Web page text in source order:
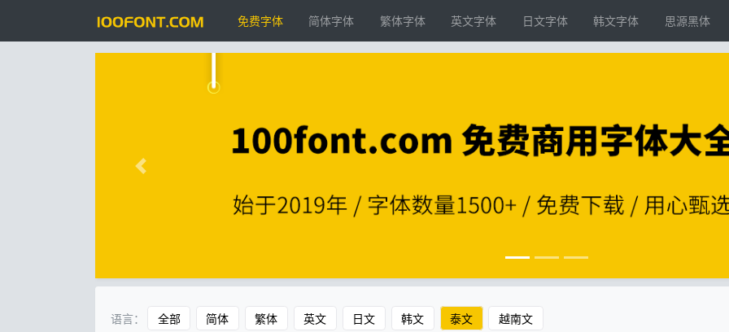
免费字体 简体字体 繁体字体 英文字体 日文字体 韩文字体 思源黑体
语言： 全部 简体 繁体 英文 日文 韩文 泰文 越南文